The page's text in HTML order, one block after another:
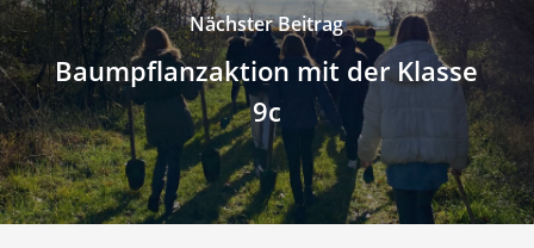
Nächster Beitrag
Baumpflanzaktion mit der Klasse
9c